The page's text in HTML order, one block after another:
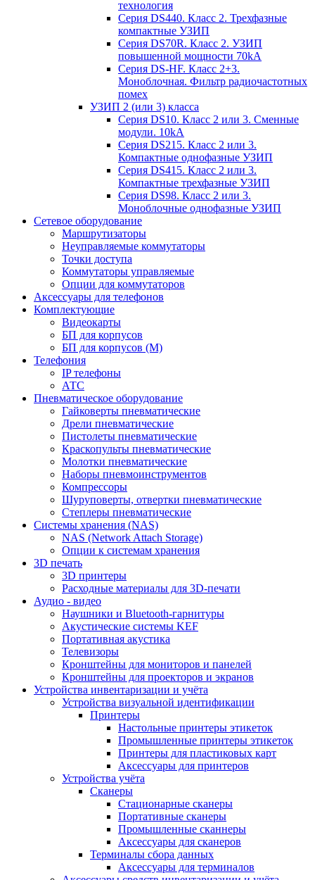
технология
Серия DS440. Класс 2. Трехфазные
компактные УЗИП
Серия DS70R. Класс 2. УЗИП
повышенной мощности 70kA
Серия DS-HF. Класс 2+3.
Моноблочная. Фильтр радиочастотных
помех
УЗИП 2 (или 3) класса
Серия DS10. Класс 2 или 3. Сменные
модули. 10kA
Серия DS215. Класс 2 или 3.
Компактные однофазные УЗИП
Серия DS415. Класс 2 или 3.
Компактные трехфазные УЗИП
Серия DS98. Класс 2 или 3.
Моноблочные однофазные УЗИП
Сетевое оборудование
Маршрутизаторы
Неуправляемые коммутаторы
Точки доступа
Коммутаторы управляемые
Опции для коммутаторов
Аксессуары для телефонов
Комплектующие
Видеокарты
БП для корпусов
БП для корпусов (М)
Телефония
IP телефоны
АТС
Пневматическое оборудование
Гайковерты пневматические
Дрели пневматические
Пистолеты пневматические
Краскопульты пневматические
Молотки пневматические
Наборы пневмоинструментов
Компрессоры
Шуруповерты, отвертки пневматические
Степлеры пневматические
Cистемы хранения (NAS)
NAS (Network Attach Storage)
Опции к системам хранения
3D печать
3D принтеры
Расходные материалы для 3D-печати
Аудио - видео
Наушники и Bluetooth-гарнитуры
Акустические системы KEF
Портативная акустика
Телевизоры
Кронштейны для мониторов и панелей
Кронштейны для проекторов и экранов
Устройства инвентаризации и учёта
Устройства визуальной идентификации
Принтеры
Настольные принтеры этикеток
Промышленные принтеры этикеток
Принтеры для пластиковых карт
Аксессуары для принтеров
Устройства учёта
Сканеры
Стационарные сканеры
Портативные сканеры
Промышленные сканнеры
Аксессуары для сканеров
Терминалы сбора данных
Аксессуары для терминалов